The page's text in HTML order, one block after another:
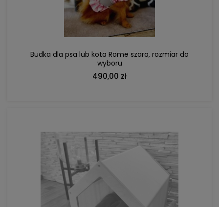
Budka dla psa lub kota Rome szara, rozmiar do
wyboru
490,00 zł